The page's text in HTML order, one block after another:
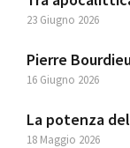
23 Giugno 2026
Pierre
16 Giugno 2026
La potenza
18 Maggio 2026